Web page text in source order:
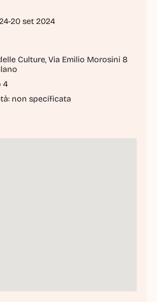
-20 set 2024
Culture, Via Emilio Morosini 8
4
non specificata